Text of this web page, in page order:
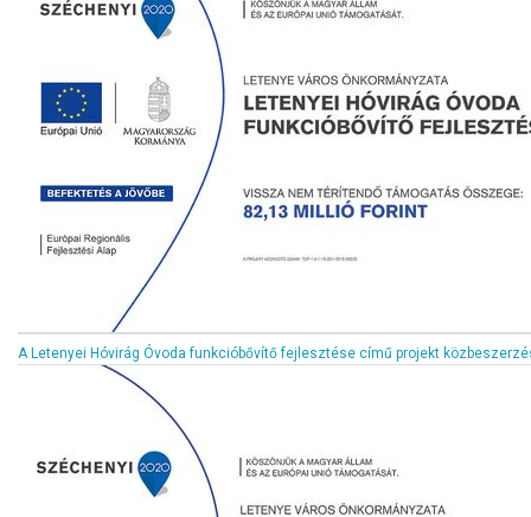
A Letenyei Hóvirág Óvoda funkcióbővítő fejlesztése című projekt